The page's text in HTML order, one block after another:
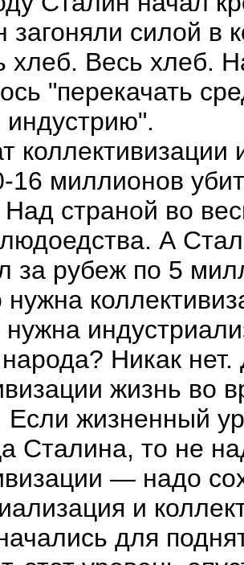
загоняли силой в
хлеб. Весь хлеб.
"перекачать
миллионов
Над страной во
А
за рубеж по 5
нужна
нужна
Никак
жизнь
Если жизненный
Сталина, то не
— надо
и
для